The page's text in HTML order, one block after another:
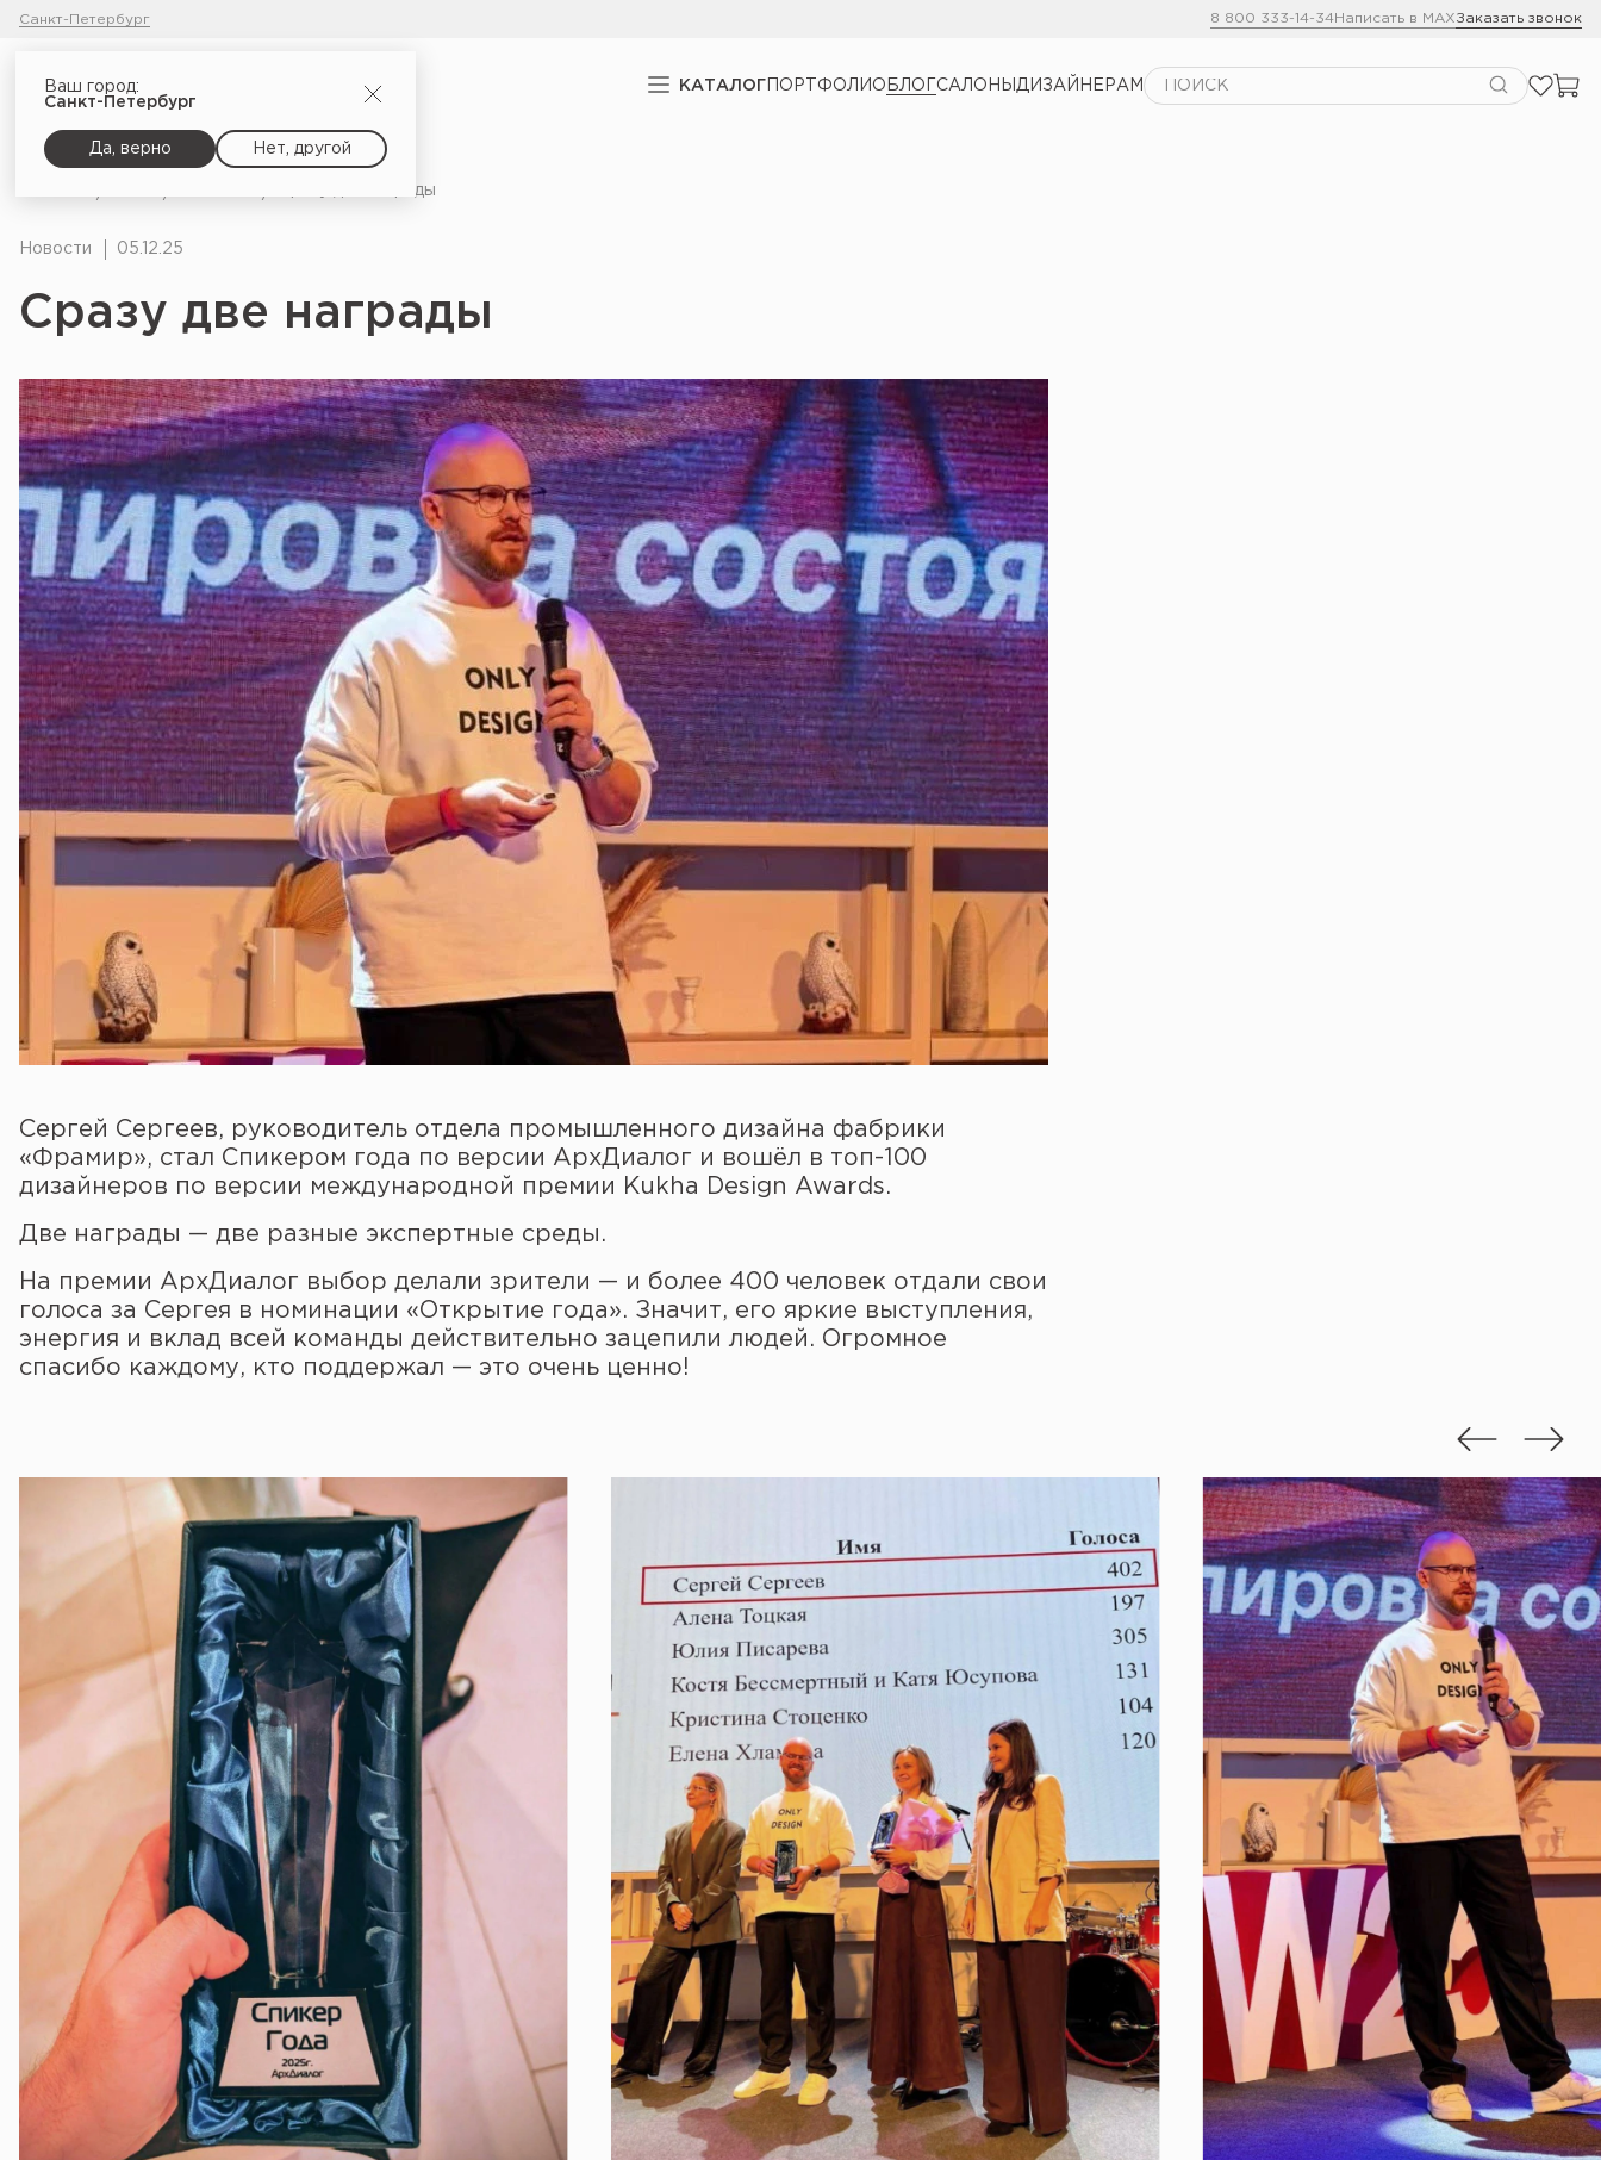
Санкт-Петербург 8 800 333-14-34Написать в MAXЗаказать звонок
КАТАЛОГ ПОРТФОЛИО БЛОГСАЛОНЫ ДИЗАЙНЕРАМ
Ваш город:
Санкт-Петербург
Да, верно Нет, другой
Сразу две награды
Новости 05.12.25
Сразу две награды
Сергей Сергеев, руководитель отдела промышленного дизайна фабрики
«Фрамир», стал Спикером года по версии АрхДиалог и вошёл в топ-100
дизайнеров по версии международной премии Kukha Design Awards.
Две награды — две разные экспертные среды.
На премии АрхДиалог выбор делали зрители — и более 400 человек отдали свои
голоса за Сергея в номинации «Открытие года». Значит, его яркие выступления,
энергия и вклад всей команды действительно зацепили людей. Огромное
спасибо каждому, кто поддержал — это очень ценно!